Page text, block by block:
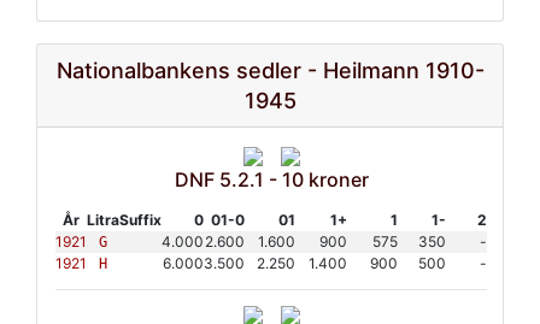
Nationalbankens sedler - Heilmann 1910-
1945
DNF 5.2.1 - 10 kroner
År LitraSuffix 0 01-0 01 1+ 1 1-
2
1921
G 4.000 2.600 1.600 900 575 350
-
1921
H 6.0003.500 2.250 1.400 900 500 -